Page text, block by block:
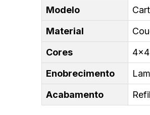
Modelo
Material
Cores
Enobrecimento
Acabamento